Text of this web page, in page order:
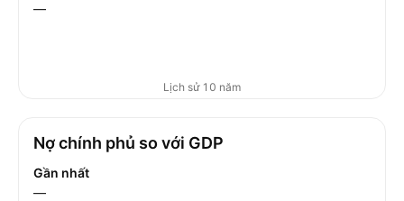
—
Lịch sử 10 năm
Nợ chính phủ so với GDP
Gần nhất
—